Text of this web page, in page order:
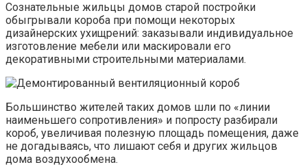
Сознательные жильцы домов старой постройки
обыгрывали короба при помощи некоторых
дизайнерских ухищрений: заказывали индивидуальное
изготовление мебели или маскировали его
декоративными строительными материалами.
Большинство жителей таких домов шли по «линии
наименьшего сопротивления» и попросту разбирали
короб, увеличивая полезную площадь помещения, даже
не догадываясь, что лишают себя и других жильцов
дома воздухообмена.